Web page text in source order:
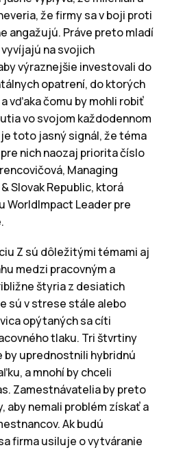
že firmy sa v boji proti
angažujú. Práve preto mladí
na svojich
výraznejšie investovali do
opatrení, do ktorých
vďaka čomu by mohli robiť
vo svojom každodennom
toto jasný signál, že téma
nich naozaj priorita číslo
Managing
Slovak Republic, ktorá
WorldImpact Leader pre
Z sú dôležitými témami aj
medzi pracovným a
štyria z desiatich
sú v strese stále alebo
opýtaných sa cíti
tlaku. Tri štvrtiny
uprednostnili hybridnú
a mnohí by chceli
Zamestnávatelia by preto
aby nemali problém získať a
Ak budú
firma usiluje o vytváranie